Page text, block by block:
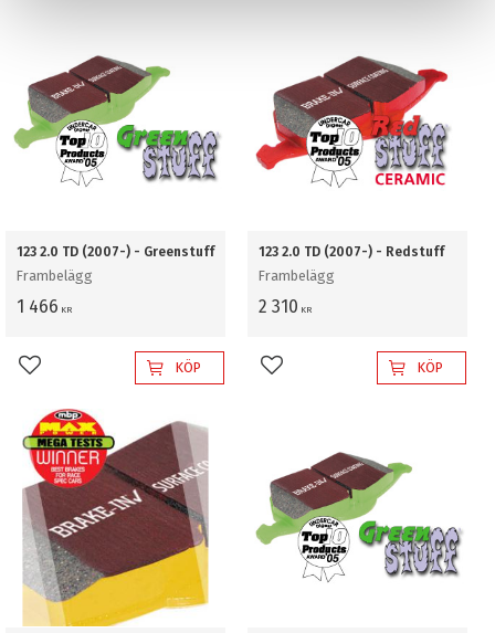
123 2.0 TD (2007-) - Greenstuff
Frambelägg
1 466 KR
Lägg till i favoriterKÖP
123 2.0 TD (2007-) - Redstuff
Frambelägg
2 310 KR
Lägg till i favoriterKÖP